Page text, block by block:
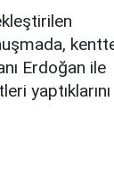
Erdoğan ile
yaptıklarını